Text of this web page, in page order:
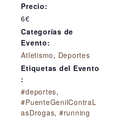
Precio:
6€
Categorías de
Evento:
Atletismo, Deportes
Etiquetas del Evento
:
#deportes,
#PuenteGenilContraL
asDrogas, #running